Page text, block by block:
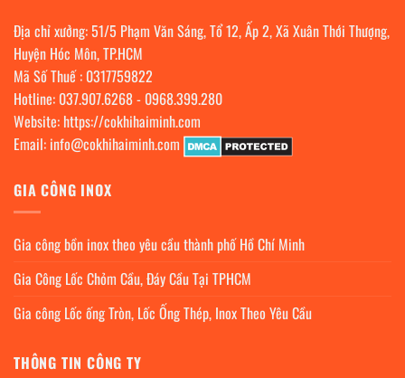
Địa chỉ xưởng: 51/5 Phạm Văn Sáng, Tổ 12, Ấp 2, Xã Xuân Thới Thượng,
Huyện Hóc Môn, TP.HCM
Mã Số Thuế : 0317759822
Hotline: 037.907.6268- 0968.399.280
Website: https://cokhihaiminh.com
Email: info@cokhihaiminh.com
GIA CÔNG INOX
Gia công bồn inox theo yêu cầu thành phố Hồ Chí Minh
Gia Công Lốc Chỏm Cầu, Đáy Cầu Tại TPHCM
Gia công Lốc ống Tròn, Lốc Ống Thép, Inox Theo Yêu Cầu
THÔNG TIN CÔNG TY